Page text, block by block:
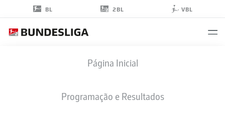
BL 2BL VBL
Página Inicial
Programação e Resultados